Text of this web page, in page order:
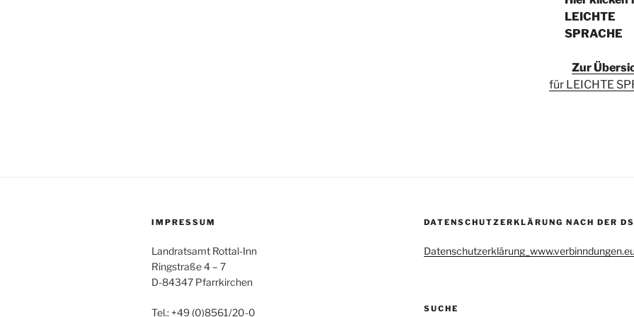
LEICHTE
SPRACHE
Zur
für LEICHTE
IMPRESSUM
Landratsamt Rottal-Inn
Ringstraße 4 – 7
D-84347 Pfarrkirchen
Tel.: +49 (0)8561/20-0
DATENSCHUTZERKLÄRUNG NACH DER
Datenschutzerklärung_www.verbinndungen.eu
SUCHE